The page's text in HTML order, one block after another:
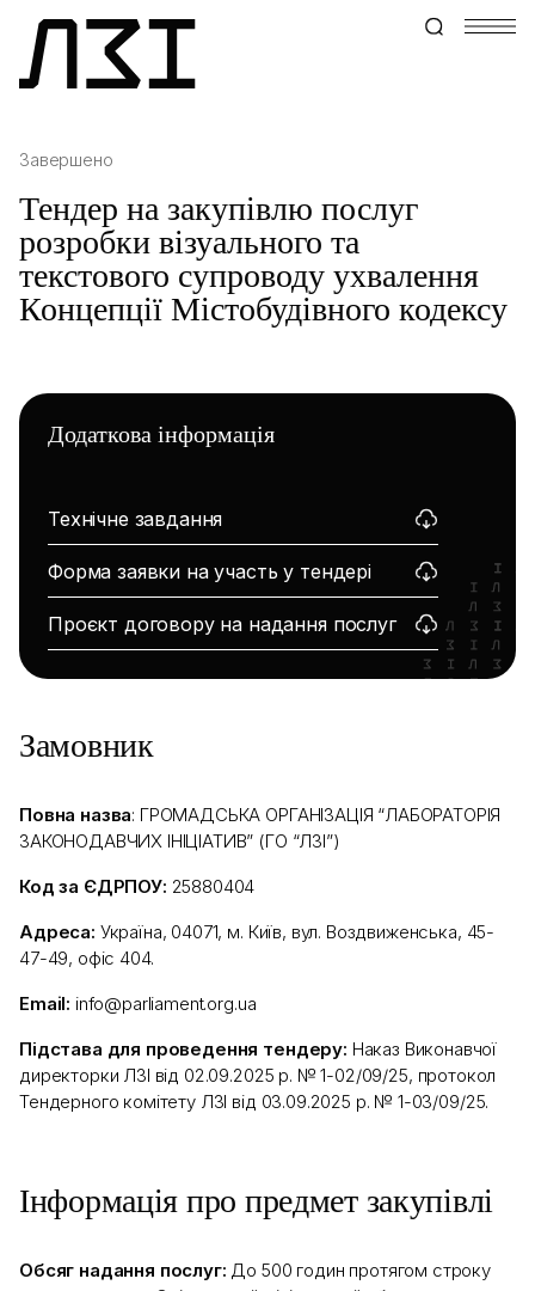
Завершено
Тендер на закупівлю послуг
розробки візуального та
текстового супроводу ухвалення
Концепції Містобудівного кодексу
Додаткова інформація
Технічне завдання
Форма заявки на участь у тендері
Проєкт договору на надання послуг
Замовник
Повна назва: ГРОМАДСЬКА ОРГАНІЗАЦІЯ “ЛАБОРАТОРІЯ
ЗАКОНОДАВЧИХ ІНІЦІАТИВ” (ГО “ЛЗІ”)
Код за ЄДРПОУ: 25880404
Адреса: Україна, 04071, м. Київ, вул. Воздвиженська, 45-
47-49, офіс 404.
Email: info@parliament.org.ua
Підстава для проведення тендеру: Наказ Виконавчої
директорки ЛЗІ від 02.09.2025 р. № 1-02/09/25, протокол
Тендерного комітету ЛЗІ від 03.09.2025 р. № 1-03/09/25.
Інформація про предмет закупівлі
Обсяг надання послуг: До 500 годин протягом строку